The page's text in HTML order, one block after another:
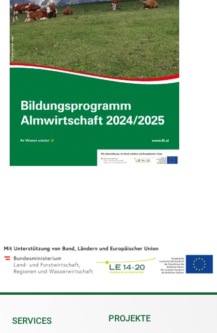
SERVICES PROJEKTE